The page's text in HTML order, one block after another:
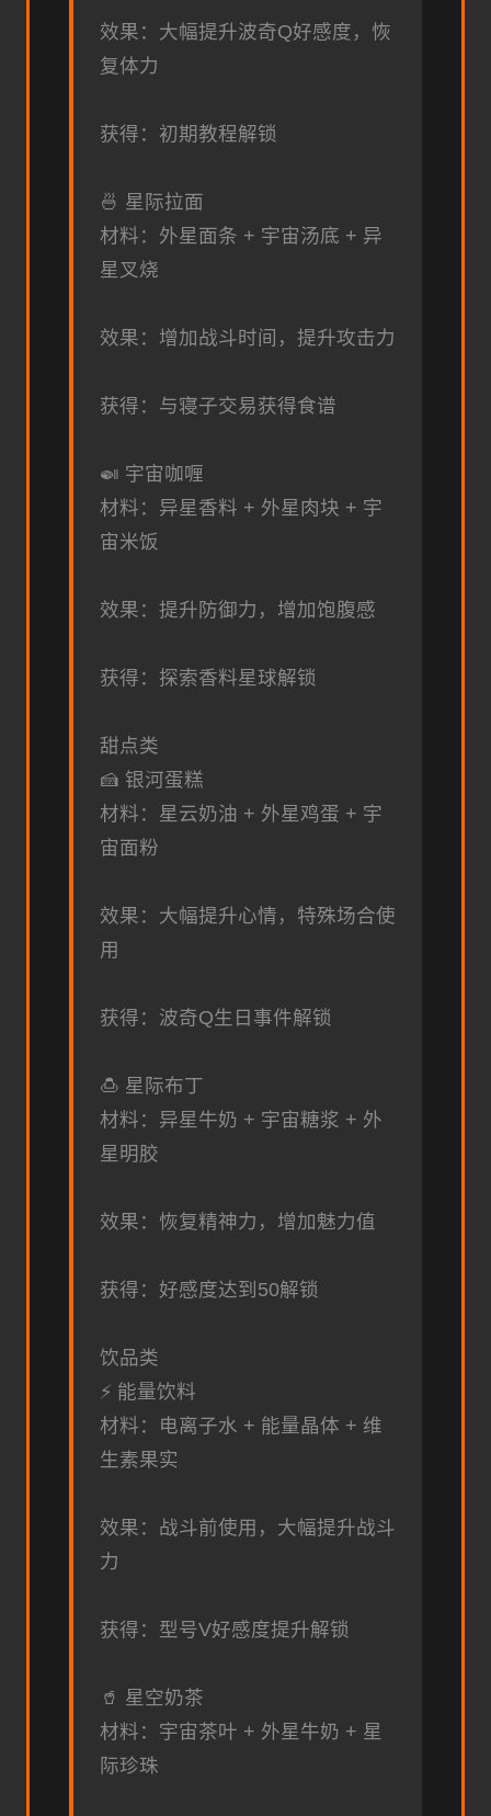
效果：大幅提升波奇Q好感度，恢
复体力
获得：初期教程解锁
🍜 星际拉面
材料：外星面条 + 宇宙汤底 + 异
星叉烧
效果：增加战斗时间，提升攻击力
获得：与寝子交易获得食谱
🍛 宇宙咖喱
材料：异星香料 + 外星肉块 + 宇
宙米饭
效果：提升防御力，增加饱腹感
获得：探索香料星球解锁
甜点类
🍰 银河蛋糕
材料：星云奶油 + 外星鸡蛋 + 宇
宙面粉
效果：大幅提升心情，特殊场合使
用
获得：波奇Q生日事件解锁
🍮 星际布丁
材料：异星牛奶 + 宇宙糖浆 + 外
星明胶
效果：恢复精神力，增加魅力值
获得：好感度达到50解锁
饮品类
⚡ 能量饮料
材料：电离子水 + 能量晶体 + 维
生素果实
效果：战斗前使用，大幅提升战斗
力
获得：型号V好感度提升解锁
🥤 星空奶茶
材料：宇宙茶叶 + 外星牛奶 + 星
际珍珠